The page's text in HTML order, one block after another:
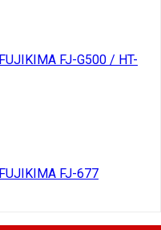
FJ-G500 / HT-
FJ-677